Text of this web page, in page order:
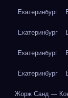
Екатеринбург
Екатеринбург
Екатеринбург
Екатеринбург
Жорж Санд —